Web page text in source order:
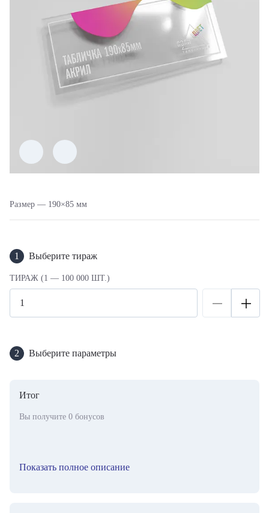
Размер — 190×85 мм
1 Выберите тираж
ТИРАЖ (1 — 100 000 ШТ.)
2 Выберите параметры
Итог
Вы получите 0 бонусов
Показать полное описание